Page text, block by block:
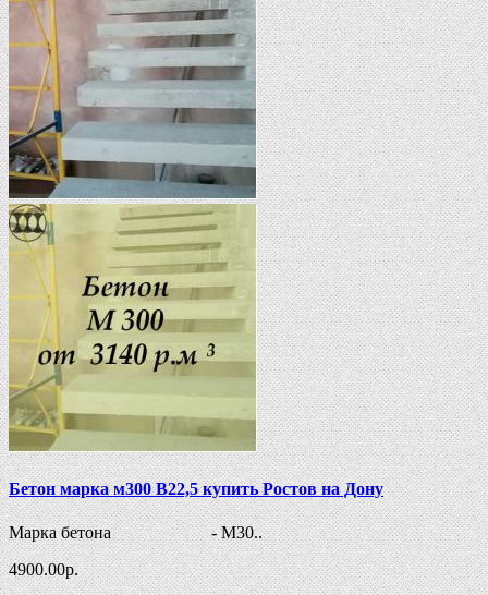
Бетон марка м300 В22,5 купить Ростов на Дону
Марка бетона - М30..
4900.00р.